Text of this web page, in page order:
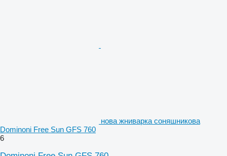
нова жниварка соняшникова
Dominoni Free Sun GFS 760
6